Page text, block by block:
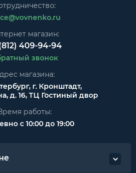
магазин:
409-94-94
звонок
магазина:
г. Кронштадт,
д. 16, ТЦ Гостиный двор
работы:
с 10:00 до 19:00